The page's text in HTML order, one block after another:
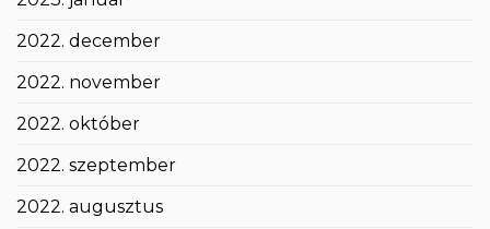
2022. december
2022. november
2022. október
2022. szeptember
2022. augusztus